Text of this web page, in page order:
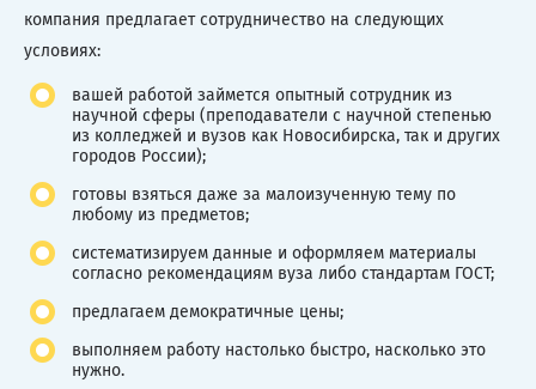
компания предлагает сотрудничество на следующих
условиях:
вашей работой займется опытный сотрудник из
научной сферы (преподаватели с научной степенью
из колледжей и вузов как Новосибирска, так и других
городов России);
готовы взяться даже за малоизученную тему по
любому из предметов;
систематизируем данные и оформляем материалы
согласно рекомендациям вуза либо стандартам ГОСТ;
предлагаем демократичные цены;
выполняем работу настолько быстро, насколько это
нужно.